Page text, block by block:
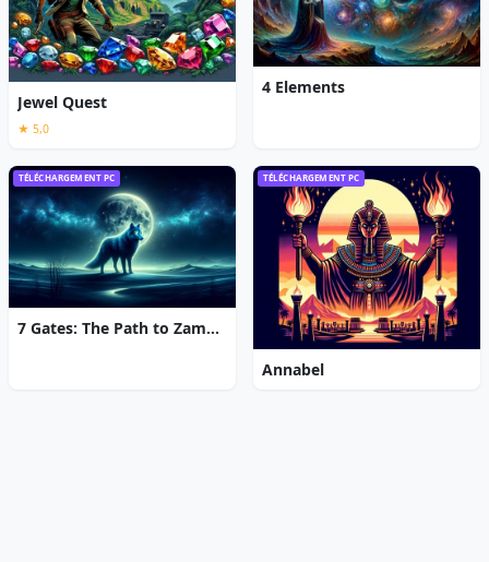
Jewel Quest
★ 5,0
4 Elements
TÉLÉCHARGEMENT PC
7 Gates: The Path to Zamolxes
TÉLÉCHARGEMENT PC
Annabel